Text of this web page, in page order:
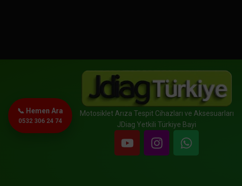
Motosiklet Arıza Tespit Cihazları ve Aksesuarları
JDiag Yetkili Türkiye Bayi
📞 Hemen Ara
0532 306 24 74